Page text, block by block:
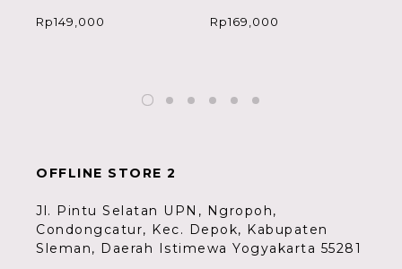
Rp149,000 Rp169,000
OFFLINE STORE 2
Jl. Pintu Selatan UPN, Ngropoh,
Condongcatur, Kec. Depok, Kabupaten
Sleman, Daerah Istimewa Yogyakarta 55281